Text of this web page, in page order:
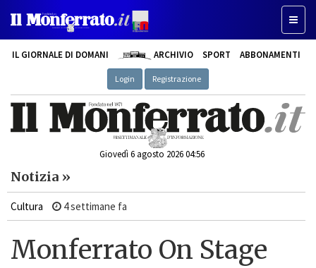
IL GIORNALE DI DOMANI ARCHIVIO SPORT ABBONAMENTI
Login Registrazione
Giovedì 6 agosto 2026 04:56
Notizia »
Cultura 4 settimane fa
Monferrato On Stage